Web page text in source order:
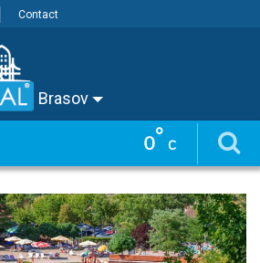
Contact
Brasov
0° C